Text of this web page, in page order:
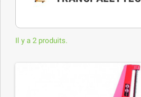
Il y a 2 produits.